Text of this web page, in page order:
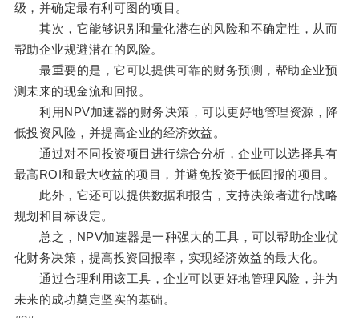
级，并确定最有利可图的项目。
其次，它能够识别和量化潜在的风险和不确定性，从而
帮助企业规避潜在的风险。
最重要的是，它可以提供可靠的财务预测，帮助企业预
测未来的现金流和回报。
利用NPV加速器的财务决策，可以更好地管理资源，降
低投资风险，并提高企业的经济效益。
通过对不同投资项目进行综合分析，企业可以选择具有
最高ROI和最大收益的项目，并避免投资于低回报的项目。
此外，它还可以提供数据和报告，支持决策者进行战略
规划和目标设定。
总之，NPV加速器是一种强大的工具，可以帮助企业优
化财务决策，提高投资回报率，实现经济效益的最大化。
通过合理利用该工具，企业可以更好地管理风险，并为
未来的成功奠定坚实的基础。